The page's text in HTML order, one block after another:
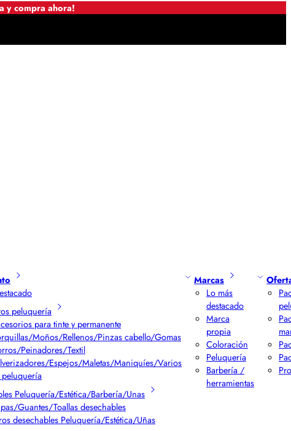
y compra ahora!
peluquería
para tinte y permanente
Moños/Rellenos/Pinzas cabello/Gomas
Peinadores/Textil
Espejos/Maletas/Maniquíes/Varios
Peluquería/Estética/Barbería/Unas
Guantes/Toallas desechables
desechables Peluquería/Estética/Uñas
Marcas
Lo más
destacado
Marca
propia
Coloración
Peluquería
Barbería /
herramientas